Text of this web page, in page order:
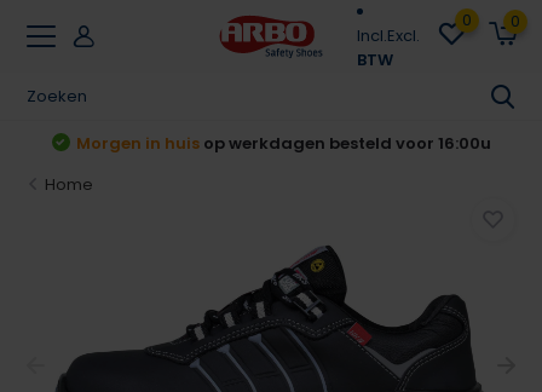
Incl.Excl.
BTW
0 0
Achteraf betalenKlarna & Riverty
Home